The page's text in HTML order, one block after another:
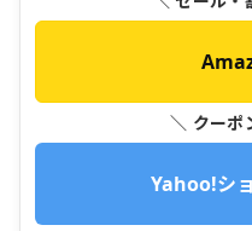
＼ クーポ
Yahoo!シ